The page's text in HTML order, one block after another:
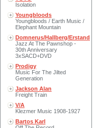
Isolation
Youngbloods
Youngbloods / Earth Music /
Elephant Mountain
Domnerus/Hallberg/Erstand
Jazz At The Pawnshop -
30th Anniversary
3xSACD+DVD
Prodigy
Music For The Jilted
Generation
Jackson Alan
Freight Train
V/A
Klezmer Music 1908-1927
Bartos Karl